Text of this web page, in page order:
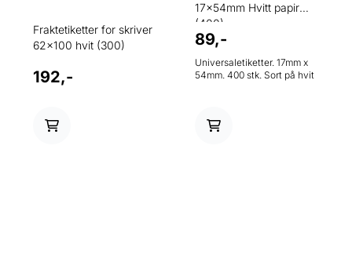
Fraktetiketter for skriver
62x100 hvit (300)
192,-
17x54mm Hvitt papir
(400)
89,-
Universaletiketter. 17mm x
54mm. 400 stk. Sort på hvit